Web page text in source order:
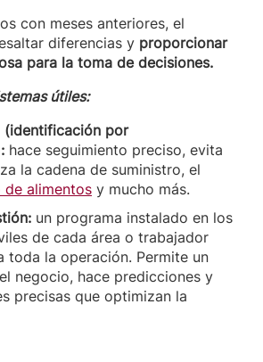
con meses anteriores, el
diferencias y proporcionar
para la toma de decisiones.
útiles:
(identificación por
hace seguimiento preciso, evita
la cadena de suministro, el
de alimentos y mucho más.
un programa instalado en los
de cada área o trabajador
toda la operación. Permite un
negocio, hace predicciones y
precisas que optimizan la